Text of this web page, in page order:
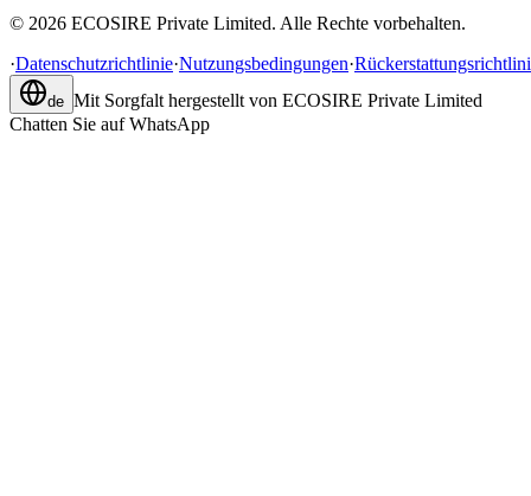
© 2026 ECOSIRE Private Limited. Alle Rechte vorbehalten.
·Datenschutzrichtlinie·Nutzungsbedingungen·
de Mit Sorgfalt hergestellt von ECOSIRE Private Limited
Chatten Sie auf WhatsApp